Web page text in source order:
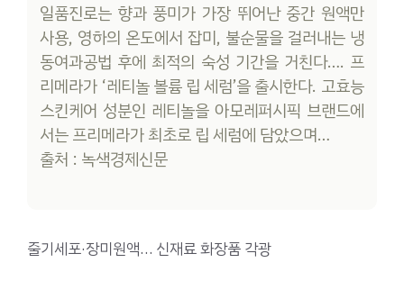
일품진로는 향과 풍미가 가장 뛰어난 중간 원액만
사용, 영하의 온도에서 잡미, 불순물을 걸러내는 냉
동여과공법 후에 최적의 숙성 기간을 거친다…. 프
리메라가 ‘레티놀 볼륨 립 세럼’을 출시한다. 고효능
스킨케어 성분인 레티놀을 아모레퍼시픽 브랜드에
서는 프리메라가 최초로 립 세럼에 담았으며…
출처 : 녹색경제신문
줄기세포·장미원액… 신재료 화장품 각광